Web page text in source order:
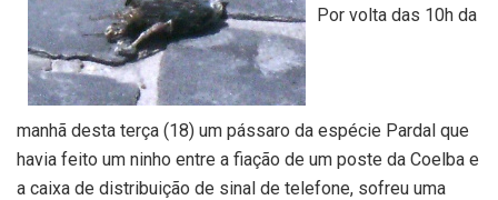
Por volta das 10h da
manhã desta terça (18) um pássaro da espécie Pardal que
havia feito um ninho entre a fiação de um poste da Coelba e
a caixa de distribuição de sinal de telefone, sofreu uma